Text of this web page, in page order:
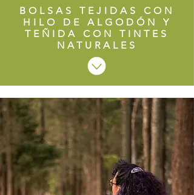
BOLSAS TEJIDAS CON
HILO DE ALGODÓN Y
TEÑIDA CON TINTES
NATURALES